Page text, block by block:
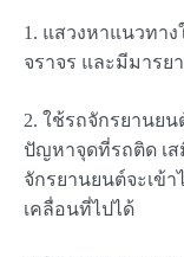
1. แสวงหาแนวทา
จราจร และมีมารย
2. ใช้รถจักรยานย
ปัญหาจุดที่รถติด เส
จักรยานยนต์จะเข้
เคลื่อนที่ไปได้